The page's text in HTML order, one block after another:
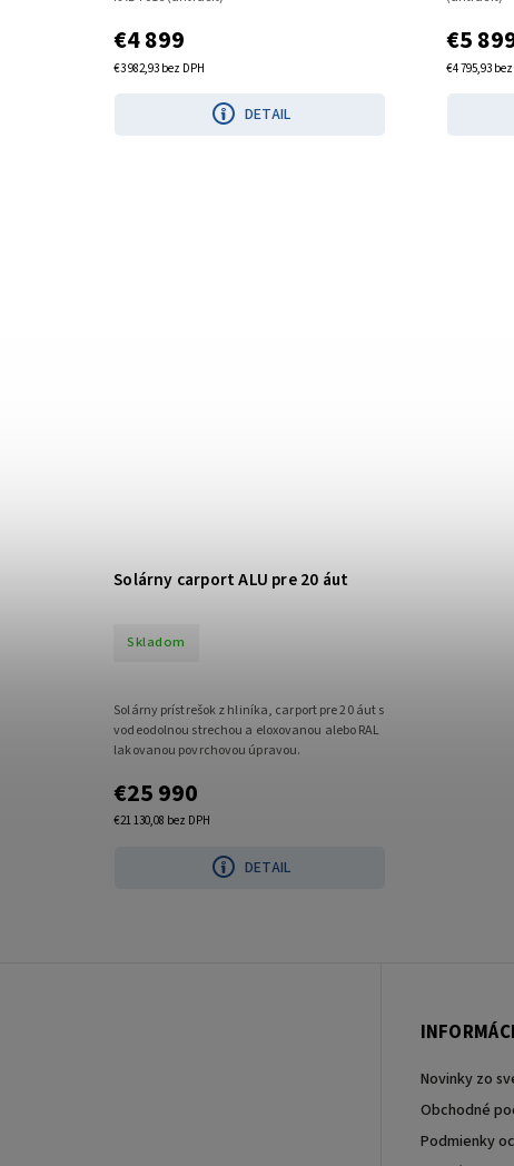
€3 982,93 bez DPH
€4 899
DETAIL
€4 795,93
€5
Solárny carport ALU pre 20 áut
Skladom
€21 130,08 bez DPH
€25 990
DETAIL
Solárny prístrešok z hliníka, carport pre 20 áut s
vodeodolnou strechou a eloxovanou alebo RAL
lakovanou povrchovou úpravou.
Novinky zo
Obchodné
Podmienky